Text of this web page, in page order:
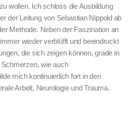
wollen. Ich schloss die Ausbildung
der Leitung von Sebastian Nippold ab
Methode. Neben der Faszination an
wieder verblüfft und beeindruckt
die sich zeigen können, grade in
wie auch
mich kontinuierlich fort in den
Arbeit, Neurologie und Trauma.